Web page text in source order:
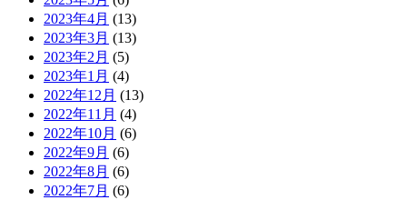
2023年4月 (13)
2023年3月 (13)
2023年2月 (5)
2023年1月 (4)
2022年12月 (13)
2022年11月 (4)
2022年10月 (6)
2022年9月 (6)
2022年8月 (6)
2022年7月 (6)